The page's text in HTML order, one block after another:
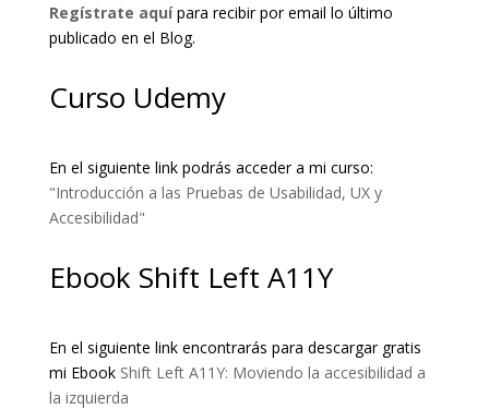
Regístrate aquípara recibir por email lo último
publicado en el Blog.
Curso Udemy
En el siguiente link podrás acceder a mi curso:
"Introducción a las Pruebas de Usabilidad, UX y
Accesibilidad"
Ebook Shift Left A11Y
En el siguiente link encontrarás para descargar gratis
mi Ebook Shift Left A11Y: Moviendo la accesibilidad a
la izquierda